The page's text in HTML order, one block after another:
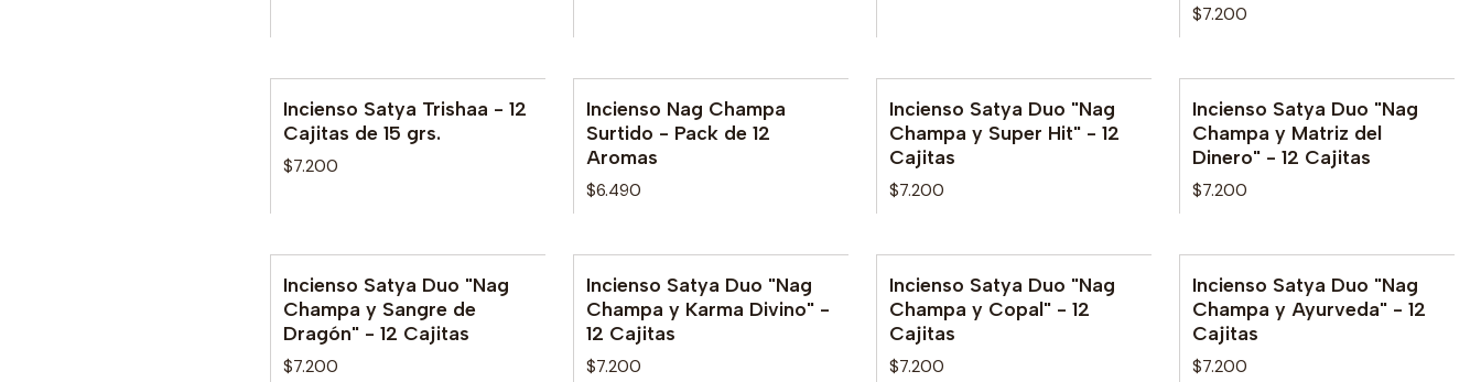
$7.200
Incienso Satya Trishaa - 12
Cajitas de 15 grs.
$7.200
Incienso Nag Champa
Surtido - Pack de 12
Aromas
$6.490
Incienso Satya Duo "Nag
Champa y Super Hit" - 12
Cajitas
$7.200
No disponible
Incienso Satya Duo "Nag
Champa y Matriz del
Dinero" - 12 Cajitas
$7.200
No disponible
Incienso Satya Duo "Nag
Champa y Sangre de
Dragón" - 12 Cajitas
$7.200
No disponible
Incienso Satya Duo "Nag
Champa y Karma Divino" -
12 Cajitas
$7.200
No disponible
Incienso Satya Duo "Nag
Champa y Copal" - 12
Cajitas
$7.200
Incienso Satya Duo "Nag
Champa y Ayurveda" - 12
Cajitas
$7.200